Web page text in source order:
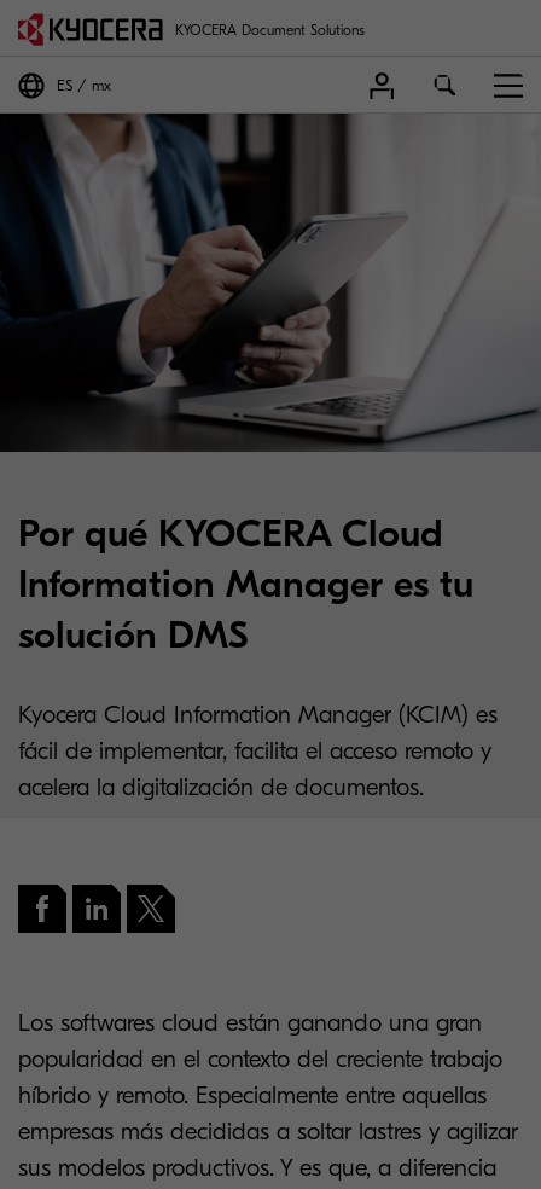
KYOCERA Document Solutions
ES mx
Por qué KYOCERA Cloud
Information Manager es tu
solución DMS
Kyocera Cloud Information Manager (KCIM) es
fácil de implementar, facilita el acceso remoto y
acelera la digitalización de documentos.
Los softwares cloud están ganando una gran
popularidad en el contexto del creciente trabajo
híbrido y remoto. Especialmente entre aquellas
empresas más decididas a soltar lastres y agilizar
sus modelos productivos. Y es que, a diferencia